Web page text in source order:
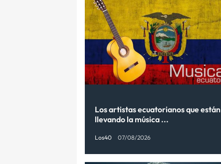
Los artistas ecuatorianos que están
llevando la música ...
Los40 07/08/2026